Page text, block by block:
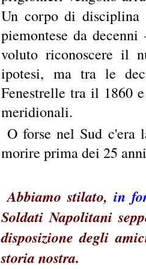
Un corpo di
piemontese da
voluto riconoscere il
ipotesi, ma tra le
Fenestrelle tra il 1860
meridionali.
O forse nel Sud c'era
morire prima dei 25
Abbiamo stilato,in
Soldati Napolitani
disposizione degli
storia nostra.